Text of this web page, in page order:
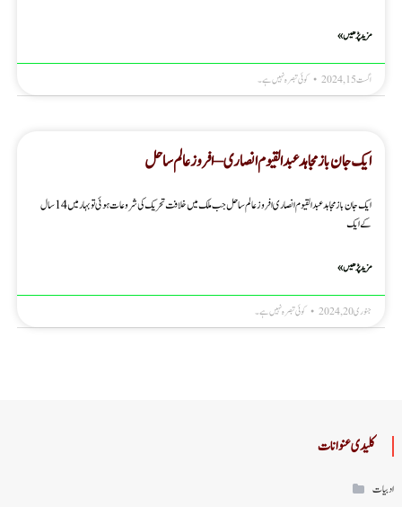
مزید پڑھیں »
اگست 15, 2024 کوئی تبصرہ نہیں ہے۔
ایک جان باز مجاہد عبد القیوم انصاری – افروز عالم ساحل
ایک جان باز مجاہد عبد القیوم انصاری افروز عالم ساحل جب ملک میں خلافت تحریک کی شروعات ہوئی تو بہار میں 14 سال
کے ایک
مزید پڑھیں »
جنوری 20, 2024 کوئی تبصرہ نہیں ہے۔
کلیدی عنوانات
ادبیات